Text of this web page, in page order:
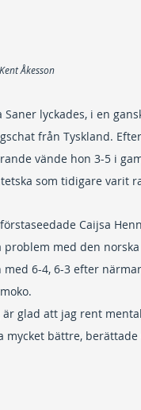
Åkesson
Saner lyckades, i en
från Tyskland.
vände hon 3-5 i
som tidigare varit
Caijsa
problem med den
med 6-4, 6-3 efter
är glad att jag rent
mycket bättre, berättade